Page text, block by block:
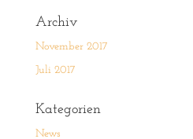
Archiv
November 2017
Juli 2017
Kategorien
News